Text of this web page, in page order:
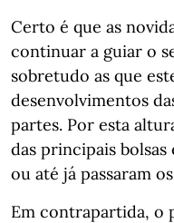
Certo é que as
continuar a guiar o
sobretudo as que
desenvolvimentos
partes. Por esta
das principais
ou até já passaram
Em contrapartida, o